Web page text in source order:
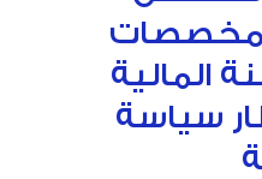
المالية
سياسة